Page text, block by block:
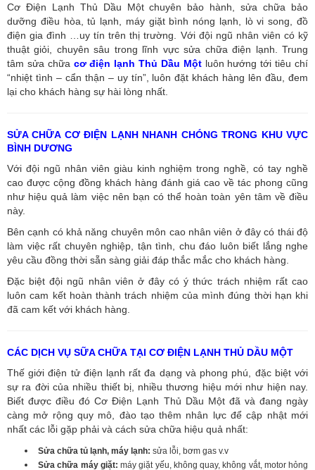
Cơ Điện Lạnh Thủ Dầu Một chuyên bảo hành, sửa chữa bảo
dưỡng điều hòa, tủ lạnh, máy giặt bình nóng lạnh, lò vi song, đồ
điện gia đình …uy tín trên thị trường. Với đội ngũ nhân viên có kỹ
thuật giỏi, chuyên sâu trong lĩnh vực sửa chữa điện lạnh. Trung
tâm sửa chữa cơ điện lạnh Thủ Dầu Mộtluôn hướng tới tiêu chí
“nhiệt tình – cẩn thận – uy tín”, luôn đặt khách hàng lên đầu, đem
lại cho khách hàng sự hài lòng nhất.
SỬA CHỮA CƠ ĐIỆN LẠNH NHANH CHÓNG TRONG KHU VỰC
BÌNH DƯƠNG
Với đội ngũ nhân viên giàu kinh nghiệm trong nghề, có tay nghề
cao được cộng đồng khách hàng đánh giá cao về tác phong cũng
như hiệu quả làm việc nên bạn có thể hoàn toàn yên tâm về điều
này.
Bên cạnh có khả năng chuyên môn cao nhân viên ở đây có thái độ
làm việc rất chuyên nghiệp, tận tình, chu đáo luôn biết lắng nghe
yêu cầu đồng thời sẵn sàng giải đáp thắc mắc cho khách hàng.
Đặc biệt đội ngũ nhân viên ở đây có ý thức trách nhiệm rất cao
luôn cam kết hoàn thành trách nhiệm của mình đúng thời hạn khi
đã cam kết với khách hàng.
CÁC DỊCH VỤ SỮA CHỮA TẠI CƠ ĐIỆN LẠNH THỦ DẦU MỘT
Thế giới điện tử điện lạnh rất đa dạng và phong phú, đặc biệt với
sự ra đời của nhiều thiết bị, nhiều thương hiệu mới như hiện nay.
Biết được điều đó Cơ Điện Lạnh Thủ Dầu Một đã và đang ngày
càng mở rộng quy mô, đào tạo thêm nhân lực để cập nhật mới
nhất các lỗi gặp phải và cách sửa chữa hiệu quả nhất:
Sửa chữa tủ lạnh, máy lạnh: sửa lỗi, bơm gas v.v
Sửa chữa máy giặt:máy giặt yếu, không quay, không vắt, motor hỏng